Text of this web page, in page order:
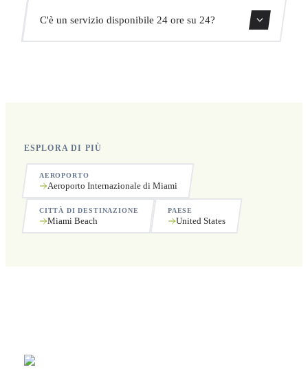
Sì, puoi cancellare gratuitamente fino a 24 ore prima del
ritiro.
C'è un servizio disponibile 24 ore su 24?
ESPLORA DI PIÙ
AEROPORTO
Aeroporto Internazionale di Miami
CITTÀ DI DESTINAZIONE
Miami Beach
PAESE
United States